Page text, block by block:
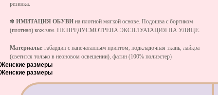
резинка.
✽ ИМИТАЦИЯ ОБУВИ на плотной мягкой основе. Подошва с бортиком
(плотная) кож.зам. НЕ ПРЕДУСМОТРЕНА ЭКСПЛУАТАЦИЯ НА УЛИЦЕ.
Материалы: габардин с напечатанным принтом, подкладочная ткань, лайкра
(светится только в неоновом освещении), фатин (100% полиэстер)
Женские размеры
Женские размеры